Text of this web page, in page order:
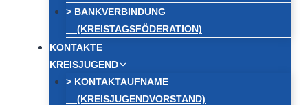
> BANKVERBINDUNG
(KREISTAGSFÖDERATION)
KONTAKTE
KREISJUGEND
> KONTAKTAUFNAME
(KREISJUGENDVORSTAND)